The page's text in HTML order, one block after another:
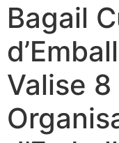
Bagail
Valise